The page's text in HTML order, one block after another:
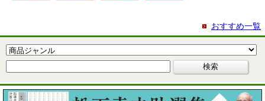
おすすめ一覧